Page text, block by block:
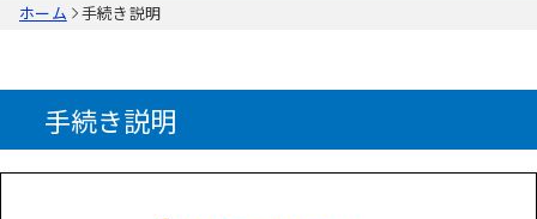
ホーム 手続き説明
手続き説明